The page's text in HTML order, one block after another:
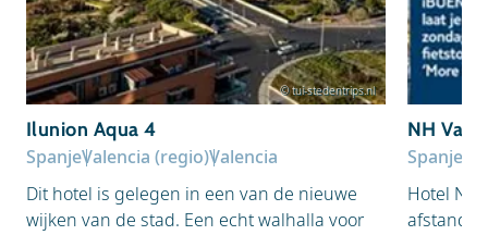
© tui-stedentrips.nl
Ilunion Aqua 4
SpanjeValencia (regio)Valencia
Dit hotel is gelegen in een van de nieuwe
wijken van de stad. Een echt walhalla voor
NH
Spanje
Hotel NH
afstand